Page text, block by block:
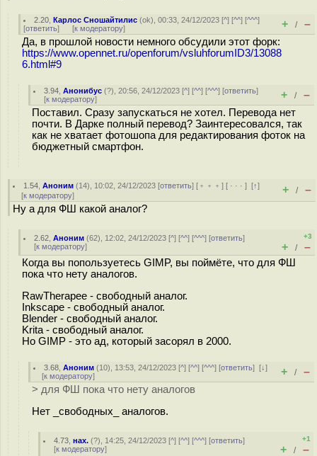
2.20 ,Карлос Сношайтилис (ok), 00:33, 24/12/2023 [^] [^^] [^^^]
[ответить] [к модератору] + / –
Да, в прошлой новости немного обсудили этот форк:
https://www.opennet.ru/openforum/vsluhforumID3/13088
6.html#9
3.94 ,Анонибус (?), 20:56, 24/12/2023 [^] [^^] [^^^] [ответить]
[к модератору] + / –
Поставил. Сразу запускаться не хотел. Перевода нет
почти. В Дарке полный перевод? Заинтересовался, так
как не хватает фотошопа для редактирования фоток на
бюджетный смартфон.
1.54 ,Аноним (14), 10:02, 24/12/2023 [ответить] [ ﹢﹢﹢] [ · · ·][↑]
[к модератору] + / –
Ну а для ФШ какой аналог?
2.62 ,Аноним (62), 12:02, 24/12/2023 [^] [^^] [^^^] [ответить]
[к модератору]
+3
+ / –
Когда вы попользуетесь GIMP, вы поймёте, что для ФШ
пока что нету аналогов.
RawTherapee - свободный аналог.
Inkscape - свободный аналог.
Blender - свободный аналог.
Krita - свободный аналог.
Но GIMP - это ад, который засорял в 2000.
3.68 ,Аноним (10), 13:53, 24/12/2023 [^] [^^] [^^^] [ответить][↓]
[к модератору] + / –
> для ФШ пока что нету аналогов
Нет _свободных_ аналогов.
4.73 ,нах. (?), 14:25, 24/12/2023 [^] [^^] [^^^] [ответить]
[к модератору]
+1
+ / –